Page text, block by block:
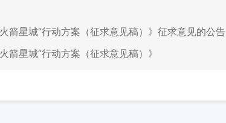
箭星城”行动方案（征求意见稿）》征求意见的公告
箭星城”行动方案（征求意见稿）》